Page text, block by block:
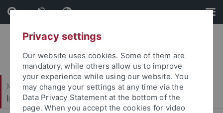
Skip
to
content
Skip
to
footer
Juristische Fakultät
Institut für Kriminologie
Privacy settings
Our website uses cookies. Some of them are
mandatory, while others allow us to improve
your experience while using our website. You
may change your settings at any time via the
Data Privacy Statement at the bottom of the
page. When you accept the cookies for video